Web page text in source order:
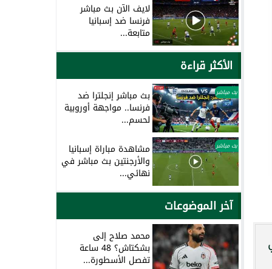
لايف الآن بث مباشر
فرنسا ضد إسبانيا
متابعة...
الأكثر قراءة
بث مباشر بث مباشر إنجلترا ضد
فرنسا.. مواجهة أوروبية
لحسم...
بث مباشر مشاهدة مباراة إسبانيا
والأرجنتين بث مباشر في
نهائي...
آخر الموضوعات
محمد صلاح إلى
بشكتاش؟ 48 ساعة
تفصل الأسطورة...